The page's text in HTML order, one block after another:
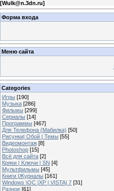
[Wulk@n.3dn.ru]
Форма входа
Меню сайта
Categories
Игры [190]
Музыка [286]
Фильмы [299]
Сериалы [14]
Программы [467]
Для Телефона (Мабилка) [50]
Рисунки| Обой | Темы [55]
Видеомонтаж [8]
Photoshop [15]
Всё для сайта [2]
Кряки | Kлючи | SN [4]
Мультфильмы [45]
Книги |Журналы [161]
Windows \OC |XP | VISTA| 7 [31]
Разное [61]